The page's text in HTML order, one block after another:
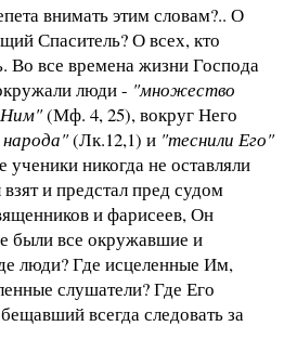
внимать этим словам?.. О
Спаситель? О всех, кто
Во все времена жизни Господа
люди - "множество
Ним"(Мф. 4, 25), вокруг Него
(Лк.12,1) и "теснили Его"
никогда не оставляли
и предстал пред судом
и фарисеев, Он
были все окружавшие и
люди? Где исцеленные Им,
слушатели? Где Его
всегда следовать за